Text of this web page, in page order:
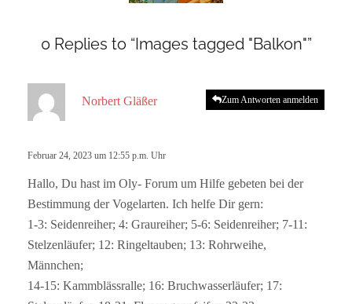
0 Replies to “Images tagged "Balkon"”
Norbert Gläßer
t
Februar 24, 2023 um 12:55 p.m. Uhr
Hallo, Du hast im Oly- Forum um Hilfe gebeten bei der
Bestimmung der Vogelarten. Ich helfe Dir gern:
1-3: Seidenreiher; 4: Graureiher; 5-6: Seidenreiher; 7-11:
Stelzenläufer; 12: Ringeltauben; 13: Rohrweihe,
Männchen;
14-15: Kammblässralle; 16: Bruchwasserläufer; 17:
Zum Antworten anmelden